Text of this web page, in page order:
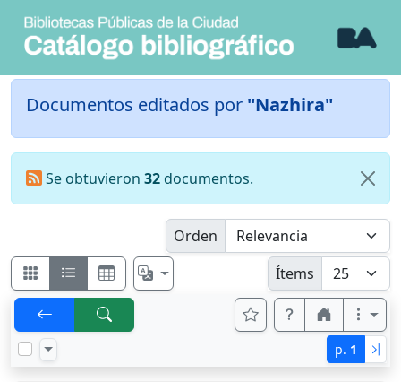
Documentos editados por "Nazhira"
Se obtuvieron 32documentos.
Orden
Ítems
p. 1